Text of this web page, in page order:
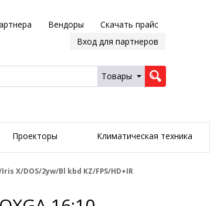
Вендоры
Скачать прайс
Вход для партнеров
Товары
Проекторы Климатическая техника
Iris X/DOS/2yw/Bl kbd KZ/FPS/HD+IR